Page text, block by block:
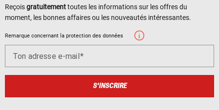
Reçoisgratuitementtoutes les informations sur les offres du
moment, les bonnes affaires ou les nouveautés intéressantes.
Remarque concernant la protection des données
Ton adresse e-mail
S'INSCRIRE